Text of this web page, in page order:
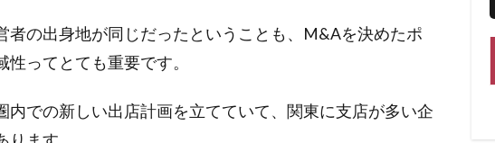
者の出身地が同じだったということも、M&Aを決めたポ
ってとても重要です。
内での新しい出店計画を立てていて、関東に支店が多い企